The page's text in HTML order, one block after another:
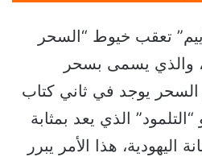
تعقب خيوط “السحر
والذي يسمى بسحر
السحر يوجد في ثاني كتاب
الذي يعد بمثابة
اليهودية، هذا الأمر يبرر